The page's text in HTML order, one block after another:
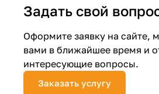
Задать свой
Оформите заявку на сайте,
вами в ближайшее время и
интересующие вопросы.
Заказать услугу
Добавляйте товары
Оплачивайте сегодня
25